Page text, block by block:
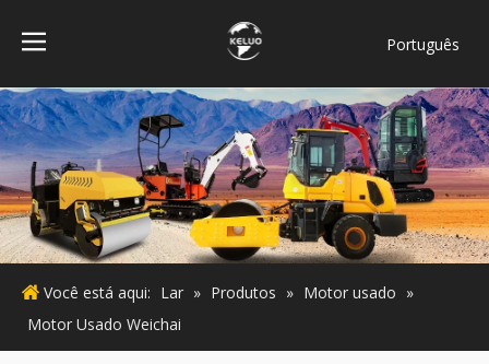
Português
Bahasa
indonesia
Türk dili
ไทย
Italiano
Deutsch
Español
Você está aqui: Lar » Produtos » Motor usado »
Motor Usado Weichai